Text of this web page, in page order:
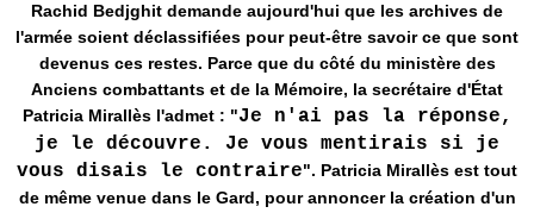
Rachid Bedjghit demande aujourd'hui que les archives de
l'armée soient déclassifiées pour peut-être savoir ce que sont
devenus ces restes. Parce que du côté du ministère des
Anciens combattants et de la Mémoire, la secrétaire d'État
Patricia Mirallès l'admet : "Je n'ai pas la réponse,
je le découvre. Je vous mentirais si je
vous disais le contraire". Patricia Mirallès est tout
de même venue dans le Gard, pour annoncer la création d'un